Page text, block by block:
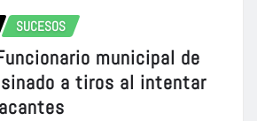
SUCESOS
municipal de
a tiros al intentar